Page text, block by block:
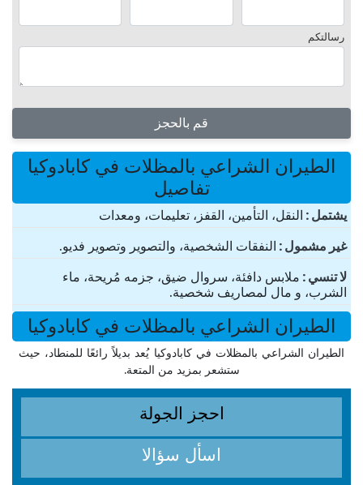
رسالتكم
قم بالحجز
الطيران الشراعي بالمظلات في كابادوكيا
تفاصيل
یشتمل النقل، التأمين، القفز، تعليمات، ومعدات
غير مشمول النفقات الشخصية، والتصوير وتصوير فديو.
لا تنسي ملابس دافئة، سروال ضيق، جزمه مُريحة، ماء
الشرب، و مال لمصاريف شخصية.
الطيران الشراعي بالمظلات في كابادوكيا
الطيران الشراعي بالمظلات في كابادوكيا يُعد بديلاً رائعًا للمنطاد، حيث
ستشعر بمزيد من المتعة.
احجز الجولة
اسأل سؤالا